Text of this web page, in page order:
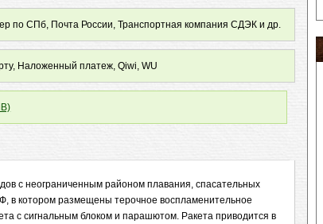
по СПб, Почта России, Транспортная компания СДЭК и др.
Наложенный платеж, Qiwi, WU
с неограниченным районом плавания, спасательных
в котором размещены терочное воспламенительное
с сигнальным блоком и парашютом. Ракета приводится в